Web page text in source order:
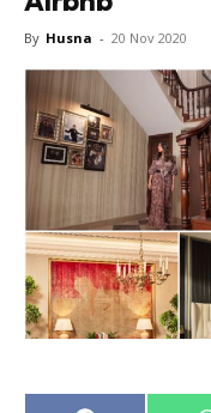
By Husna - 20 Nov 2020